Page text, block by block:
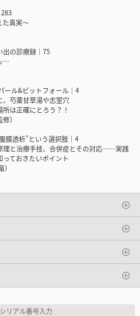
た真実～
の診療録｜75
…
ール&ピットフォール｜4
、芍薬甘草湯や志室穴
所は正確にとろう？！
）
膜透析”という選択肢｜4
理と治療手技、合併症とその対応──実践
ておきたいポイント
シリアル番号入力